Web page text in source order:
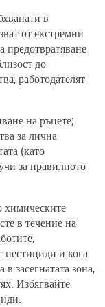
в
от екстремни
предотвратяване
до
работодателят
на ръцете;
за лична
(като
за правилното
химическите
в течение на
пестициди и кога
засегнатата зона,
Избягвайте